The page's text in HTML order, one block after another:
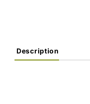
Description